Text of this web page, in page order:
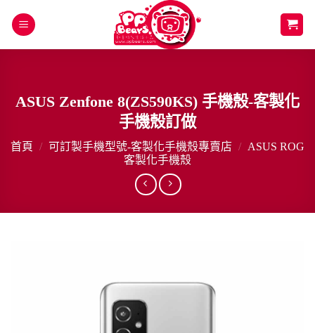
ASUS Zenfone 8(ZS590KS) 手機殼-客製化
手機殼訂做
首頁 / 可訂製手機型號-客製化手機殼專賣店 /
ASUS ROG
客製化手機殼